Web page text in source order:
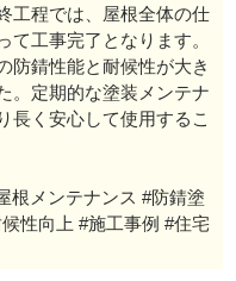
工程では、屋根全体の仕
て工事完了となります。
防錆性能と耐候性が大き
。定期的な塗装メンテナ
長く安心して使用するこ
根メンテナンス #防錆塗
性向上 #施工事例 #住宅